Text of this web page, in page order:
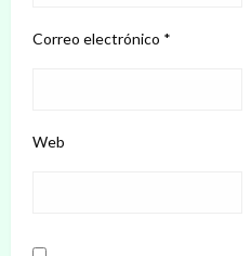
Correo electrónico *
Web